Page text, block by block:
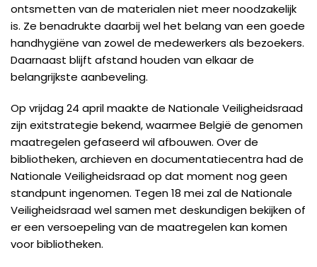
ontsmetten van de materialen niet meer noodzakelijk
is. Ze benadrukte daarbij wel het belang van een goede
handhygiëne van zowel de medewerkers als bezoekers.
Daarnaast blijft afstand houden van elkaar de
belangrijkste aanbeveling.
Op vrijdag 24 april maakte de Nationale Veiligheidsraad
zijn exitstrategie bekend, waarmee België de genomen
maatregelen gefaseerd wil afbouwen. Over de
bibliotheken, archieven en documentatiecentra had de
Nationale Veiligheidsraad op dat moment nog geen
standpunt ingenomen. Tegen 18 mei zal de Nationale
Veiligheidsraad wel samen met deskundigen bekijken of
er een versoepeling van de maatregelen kan komen
voor bibliotheken.